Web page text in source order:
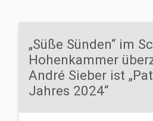
„Süße Sünden“ im
Hohenkammer
André Sieber ist
Jahres 2024“